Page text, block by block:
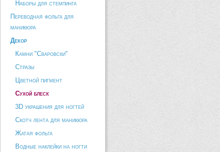
Наборы для стемпинга
Переводная фольга для
маникюра
Декор
Камни "Сваровски"
Стразы
Цветной пигмент
Сухой блеск
3D украшения для ногтей
Скотч лента для маникюра
Жатая фольга
Водные наклейки на ногти